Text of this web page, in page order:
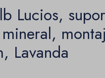
Lucios,
Lavanda